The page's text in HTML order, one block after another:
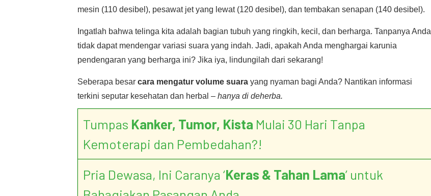
mesin (110 desibel), pesawat jet yang lewat (120 desibel), dan tembakan senapan (140 desibel).
Ingatlah bahwa telinga kita adalah bagian tubuh yang ringkih, kecil, dan berharga. Tanpanya Anda
tidak dapat mendengar variasi suara yang indah. Jadi, apakah Anda menghargai karunia
pendengaran yang berharga ini? Jika iya, lindungilah dari sekarang!
Seberapa besar cara mengatur volume suara yang nyaman bagi Anda? Nantikan informasi
terkini seputar kesehatan dan herbal – hanya di deherba.
Tumpas Kanker, Tumor, Kista Mulai 30 Hari Tanpa
Kemoterapi dan Pembedahan?!
Pria Dewasa, Ini Caranya ‘Keras & Tahan Lama’ untuk